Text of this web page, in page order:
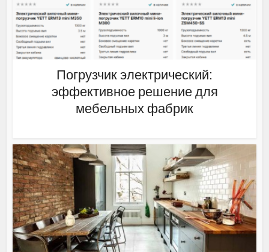
Погрузчик электрический:
эффективное решение для
мебельных фабрик